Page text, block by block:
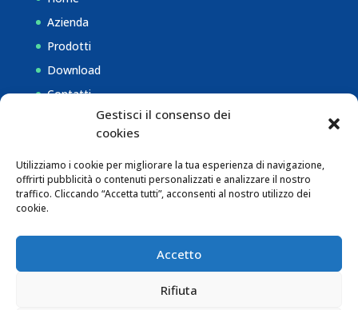
Gestisci il consenso dei
cookies
Utilizziamo i cookie per migliorare la tua esperienza di navigazione,
offrirti pubblicità o contenuti personalizzati e analizzare il nostro
traffico. Cliccando “Accetta tutti”, acconsenti al nostro utilizzo dei
cookie.
Accetto
Rifiuta
Azienda
Prodotti
Download
Contatti
Privacy Policy
Cookie Policy (EU)